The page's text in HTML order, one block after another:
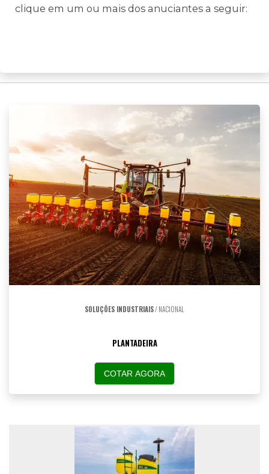
clique em um ou mais dos anuciantes a seguir:
SOLUÇÕES INDUSTRIAIS/ NACIONAL
PLANTADEIRA
COTAR AGORA